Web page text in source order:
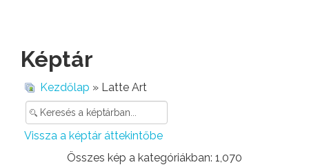
Képtár
Kezdőlap » Latte Art
Vissza a képtár áttekintőbe
Összes kép a kategóriákban: 1,070